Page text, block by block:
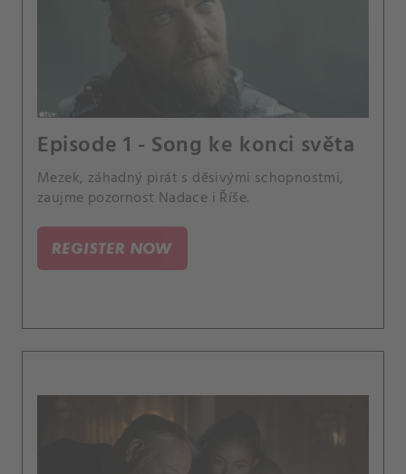
Episode 1 - Song ke konci světa
Mezek, záhadný pirát s děsivými schopnostmi,
zaujme pozornost Nadace i Říše.
REGISTER NOW